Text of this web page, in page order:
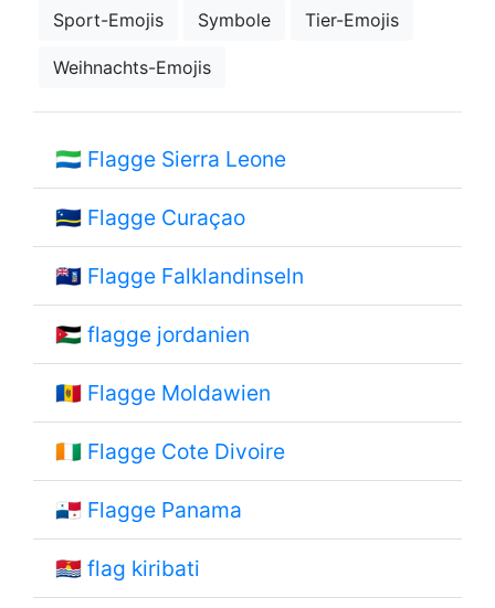
Sport-Emojis Symbole Tier-Emojis
Weihnachts-Emojis
🇸🇱 Flagge Sierra Leone
🇨🇼 Flagge Curaçao
🇫🇰 Flagge Falklandinseln
🇯🇴 flagge jordanien
🇲🇩 Flagge Moldawien
🇨🇮 Flagge Cote Divoire
🇵🇦 Flagge Panama
🇰🇮 flag kiribati